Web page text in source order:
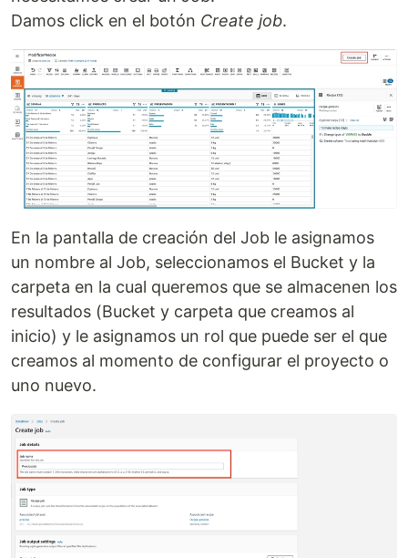
Damos click en el botón Create job.
En la pantalla de creación del Job le asignamos
un nombre al Job, seleccionamos el Bucket y la
carpeta en la cual queremos que se almacenen los
resultados (Bucket y carpeta que creamos al
inicio) y le asignamos un rol que puede ser el que
creamos al momento de configurar el proyecto o
uno nuevo.